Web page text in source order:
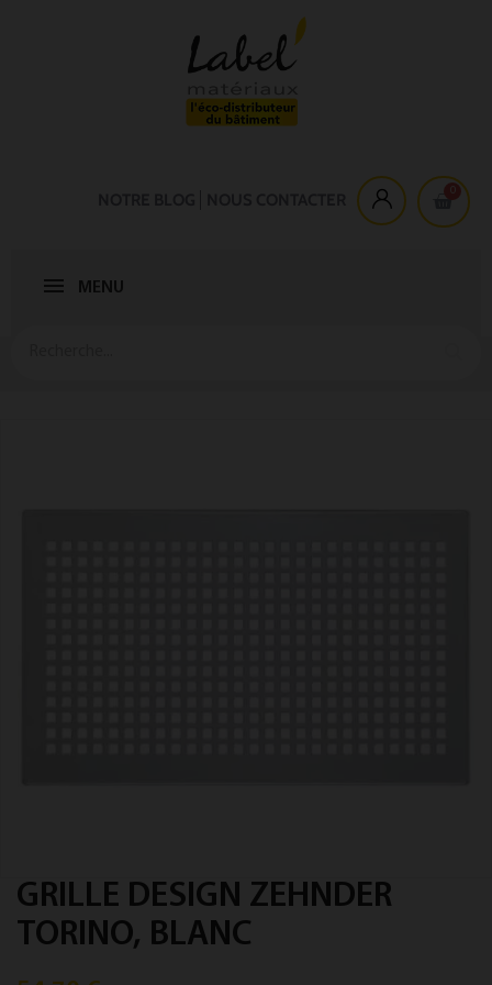
MENU
GRILLE DESIGN ZEHNDER
TORINO, BLANC